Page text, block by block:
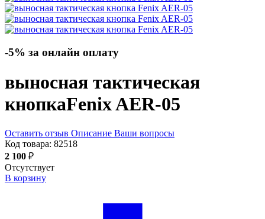
-5% за онлайн оплату
выносная тактическая
кнопкаFenix AER-05
Оставить отзыв Описание Ваши вопросы
Код товара: 82518
2 100 ₽
Отсутствует
В корзину